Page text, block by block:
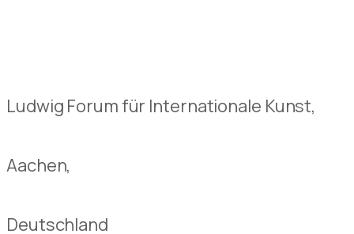
Ludwig Forum für Internationale Kunst,
Aachen,
Deutschland